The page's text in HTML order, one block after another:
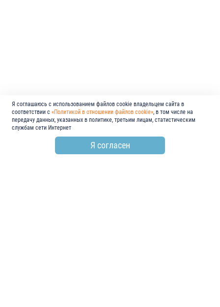
Я соглашаюсь с использованием файлов cookie владельцем сайта в
соответствии с «Политикой в отношении файлов cookie», в том числе на
передачу данных, указанных в политике, третьим лицам, статистическим
службам сети Интернет
Я согласен